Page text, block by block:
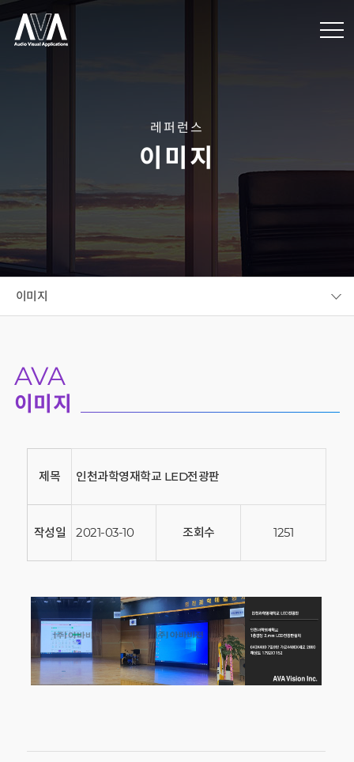
레퍼런스
이미지
이미지
AVA
이미지
제목 인천과학영재학교 LED전광판
작성일 2021-03-10 조회수 1251